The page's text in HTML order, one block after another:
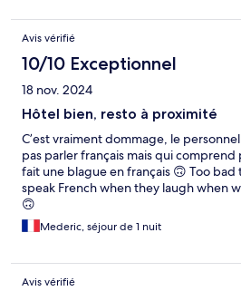
Avis vérifié
10/10 Exceptionnel
18 nov. 2024
Hôtel bien, resto à proximité
C’est vraiment dommage, le
pas parler français mais qui
fait une blague en français 🙃 Too
speak French when they laugh when
🙃
Mederic, séjour de 1 nuit
Avis vérifié